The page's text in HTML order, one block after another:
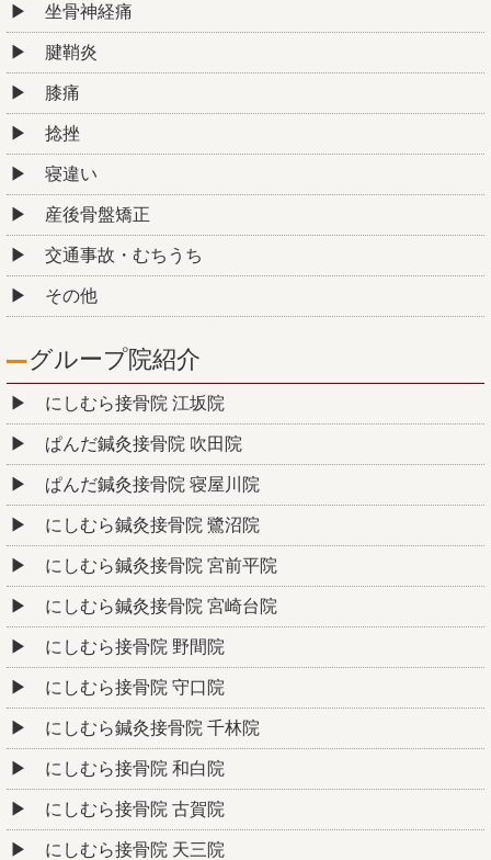
坐骨神経痛
腱鞘炎
膝痛
捻挫
寝違い
産後骨盤矯正
交通事故・むちうち
その他
グループ院紹介
にしむら接骨院 江坂院
ぱんだ鍼灸接骨院 吹田院
ぱんだ鍼灸接骨院 寝屋川院
にしむら鍼灸接骨院 鷺沼院
にしむら鍼灸接骨院 宮前平院
にしむら鍼灸接骨院 宮崎台院
にしむら接骨院 野間院
にしむら接骨院 守口院
にしむら鍼灸接骨院 千林院
にしむら接骨院 和白院
にしむら接骨院 古賀院
にしむら接骨院 天三院